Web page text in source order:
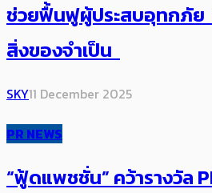
ช่วยฟื้นฟูผู้ประสบอุทกภั
สิ่งของจำเป็น
SKY11 December 2025
PR NEWS
“ฟู้ดแพชชั่น” คว้ารางวัล